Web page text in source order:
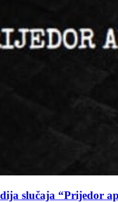
slučaja “Prijedor